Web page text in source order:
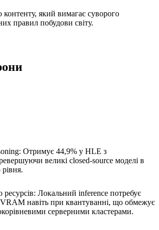
контенту, який вимагає суворого
правил побудови світу.
: Отримує 44,9% у HLE з
великі closed-source моделі в
рівня.
: Локальний inference потребує
навіть при квантуванні, що обмежує
серверними кластерами.